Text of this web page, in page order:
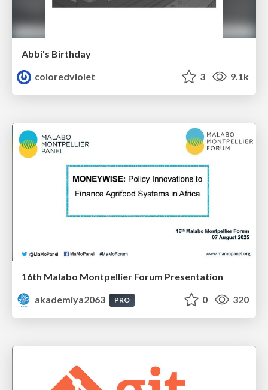
Abbi's Birthday
coloredviolet
3 9.1k
16th Malabo Montpellier Forum Presentation
akademiya2063
PRO 0 320